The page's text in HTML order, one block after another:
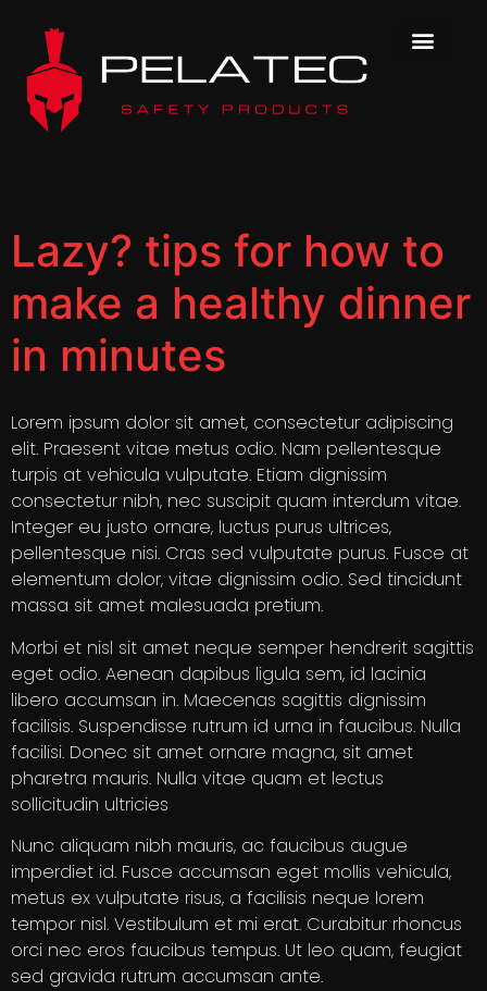
springen
Lazy? tips for how to
make a healthy dinner
in minutes
Lorem ipsum dolor sit amet, consectetur adipiscing
elit. Praesent vitae metus odio. Nam pellentesque
turpis at vehicula vulputate. Etiam dignissim
consectetur nibh, nec suscipit quam interdum vitae.
Integer eu justo ornare, luctus purus ultrices,
pellentesque nisi. Cras sed vulputate purus. Fusce at
elementum dolor, vitae dignissim odio. Sed tincidunt
massa sit amet malesuada pretium.
Morbi et nisl sit amet neque semper hendrerit sagittis
eget odio. Aenean dapibus ligula sem, id lacinia
libero accumsan in. Maecenas sagittis dignissim
facilisis. Suspendisse rutrum id urna in faucibus. Nulla
facilisi. Donec sit amet ornare magna, sit amet
pharetra mauris. Nulla vitae quam et lectus
sollicitudin ultricies
Nunc aliquam nibh mauris, ac faucibus augue
imperdiet id. Fusce accumsan eget mollis vehicula,
metus ex vulputate risus, a facilisis neque lorem
tempor nisl. Vestibulum et mi erat. Curabitur rhoncus
orci nec eros faucibus tempus. Ut leo quam, feugiat
sed gravida rutrum accumsan ante.